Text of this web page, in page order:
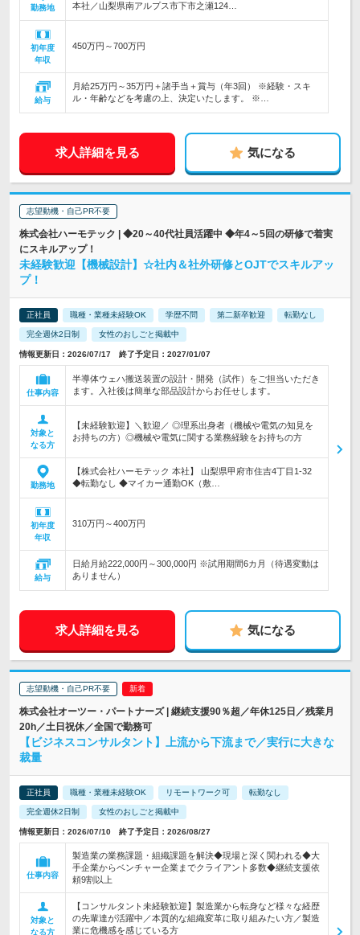
勤務地
本社／山梨県南アルプス市下市之瀬124…
初年度
年収
450万円～700万円
給与
月給25万円～35万円＋諸手当＋賞与（年3回） ※経験・スキ
ル・年齢などを考慮の上、決定いたします。 ※…
求人詳細を見る 気になる
志望動機・自己PR不要
株式会社ハーモテック | ◆20～40代社員活躍中 ◆年4～5回の研修で着実
にスキルアップ！
未経験歓迎【機械設計】☆社内＆社外研修とOJTでスキルアッ
プ！
正社員 職種・業種未経験OK 学歴不問 第二新卒歓迎 転勤なし
完全週休2日制 女性のおしごと掲載中
情報更新日：2026/07/17 終了予定日：2027/01/07
仕事内容
半導体ウェハ搬送装置の設計・開発（試作）をご担当いただき
ます。入社後は簡単な部品設計からお任せします。
対象と
なる方
【未経験歓迎】＼歓迎／ ◎理系出身者（機械や電気の知見を
お持ちの方）◎機械や電気に関する業務経験をお持ちの方
勤務地
【株式会社ハーモテック 本社】 山梨県甲府市住吉4丁目1-32
◆転勤なし ◆マイカー通勤OK（敷…
初年度
年収
310万円～400万円
給与
日給月給222,000円～300,000円 ※試用期間6カ月（待遇変動は
ありません）
求人詳細を見る 気になる
志望動機・自己PR不要
株式会社オーツー・パートナーズ | 継続支援90％超／年休125日／残業月
20h／土日祝休／全国で勤務可
【ビジネスコンサルタント】上流から下流まで／実行に大きな
裁量
正社員 職種・業種未経験OK リモートワーク可 転勤なし
完全週休2日制 女性のおしごと掲載中
情報更新日：2026/07/10 終了予定日：2026/08/27
仕事内容
製造業の業務課題・組織課題を解決◆現場と深く関われる◆大
手企業からベンチャー企業までクライアント多数◆継続支援依
頼9割以上
対象と
なる方
【コンサルタント未経験歓迎】製造業から転身など様々な経歴
の先輩達が活躍中／本質的な組織変革に取り組みたい方／製造
業に危機感を感じている方